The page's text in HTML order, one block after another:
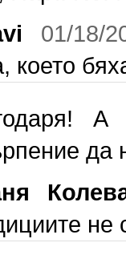
01/18/
което
да
не